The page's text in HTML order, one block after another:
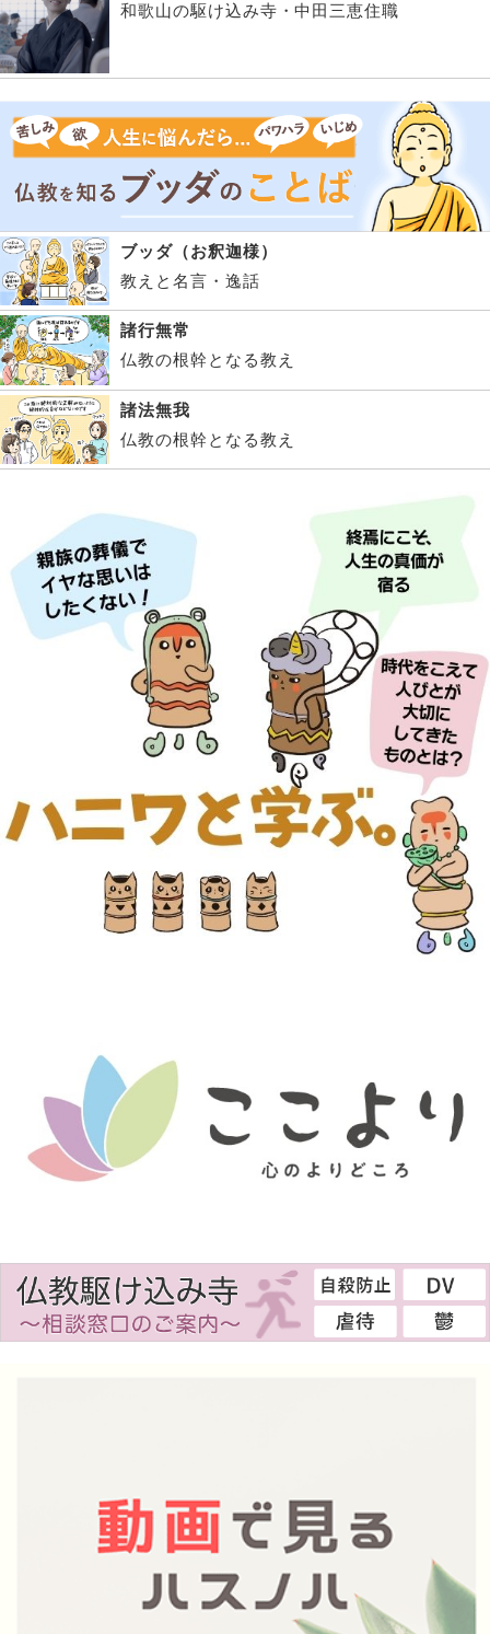
和歌山の駆け込み寺・中田三恵住職
ブッダ（お釈迦様）
教えと名言・逸話
諸行無常
仏教の根幹となる教え
諸法無我
仏教の根幹となる教え